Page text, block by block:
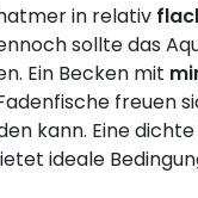
in relativ
sollte das
Ein Becken mit
freuen
kann. Eine
ideale